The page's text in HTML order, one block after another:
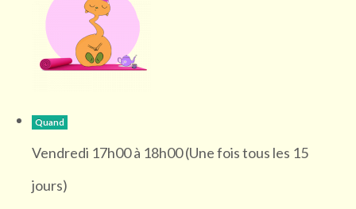
Quand
Vendredi 17h00 à 18h00 (Une fois tous les 15
jours)